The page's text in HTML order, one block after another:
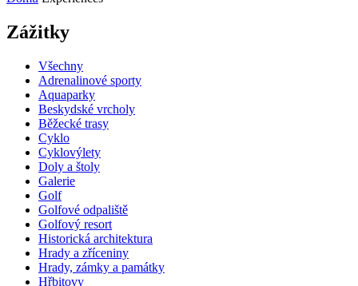
Zážitky
Všechny
Adrenalinové sporty
Aquaparky
Beskydské vrcholy
Běžecké trasy
Cyklo
Cyklovýlety
Doly a štoly
Galerie
Golf
Golfové odpaliště
Golfový resort
Historická architektura
Hrady a zříceniny
Hrady, zámky a památky
Hřbitovy